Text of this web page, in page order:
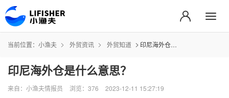
当前位置： 小渔夫 外贸资讯 外贸知道 印尼海外仓是什么意思？
印尼海外仓是什么意思？
来自：小渔夫情报员 浏览：376 2023-12-11 15:27:19